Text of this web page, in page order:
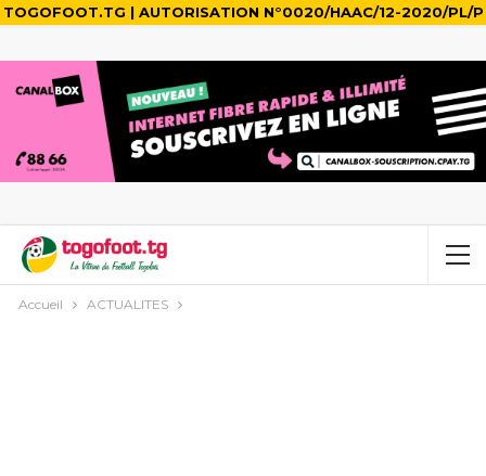
TOGOFOOT.TG | AUTORISATION N°0020/HAAC/12-2020/PL/P
Accueil ACTUALITES